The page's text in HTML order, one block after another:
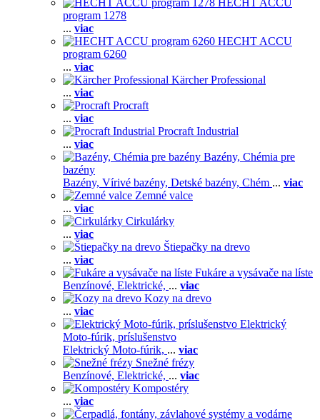
HECHT ACCU
program 1278
... viac
HECHT ACCU
program 6260
... viac
Kärcher Professional
... viac
Procraft
... viac
Procraft Industrial
... viac
Bazény, Chémia pre
bazény
Bazény, Vírivé bazény, Detské bazény, Chém ... viac
Zemné valce
... viac
Cirkulárky
... viac
Štiepačky na drevo
... viac
Fukáre a vysávače na líste
Benzínové, Elektrické, ... viac
Kozy na drevo
... viac
Elektrický
Moto-fúrik, príslušenstvo
Elektrický Moto-fúrik, ... viac
Snežné frézy
Benzínové, Elektrické, ... viac
Kompostéry
... viac